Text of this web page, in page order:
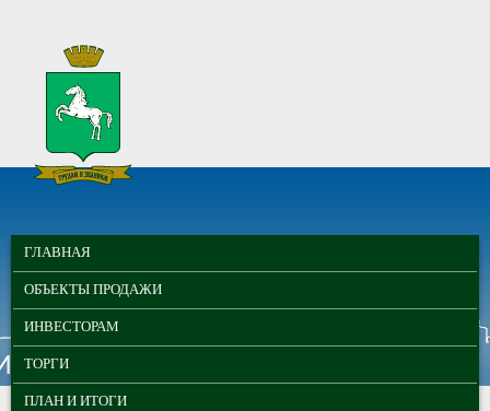
МУНИЦИПАЛЬНЫЕ
ТОРГИ ГОРОДА
ТОМСКА
ГЛАВНОЕ МЕНЮ
ГЛАВНАЯ
ОБЪЕКТЫ ПРОДАЖИ
ИНВЕСТОРАМ
ТОРГИ
ПЛАН И ИТОГИ